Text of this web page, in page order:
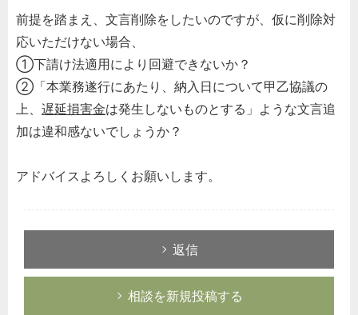
前提を踏まえ、文言削除をしたいのですが、仮に削除対
応いただけない場合、
①下請け法適用により回避できないか？
②「本業務遂行にあたり、納入日について甲乙協議の
上、 遅延損害金は発生しないものとする」ような文言追
加は違和感ないでしょうか？
アドバイスよろしくお願いします。
返信
相談を新規投稿する